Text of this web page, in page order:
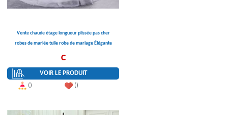
Vente chaude étage longueur plissée pas cher
robes de mariée tulle robe de mariage Élégante
€
VOIR LE PRODUIT
()
()